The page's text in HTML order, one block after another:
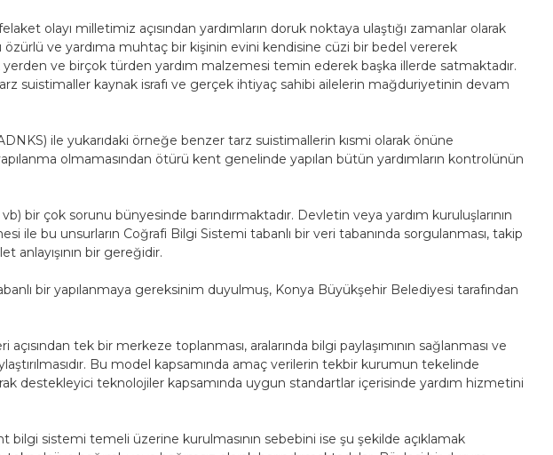
milletimiz açısından yardımların doruk noktaya ulaştığı zamanlar olarak
ve yardıma muhtaç bir kişinin evini kendisine cüzi bir bedel vererek
ve birçok türden yardım malzemesi temin ederek başka illerde satmaktadır.
suistimaller kaynak israfı ve gerçek ihtiyaç sahibi ailelerin mağduriyetinin devam
ile yukarıdaki örneğe benzer tarz suistimallerin kısmi olarak önüne
olmamasından ötürü kent genelinde yapılan bütün yardımların kontrolünün
çok sorunu bünyesinde barındırmaktadır. Devletin veya yardım kuruluşlarının
ile bu unsurların Coğrafi Bilgi Sistemi tabanlı bir veri tabanında sorgulanması, takip
anlayışının bir gereğidir.
bir yapılanmaya gereksinim duyulmuş, Konya Büyükşehir Belediyesi tarafından
tek bir merkeze toplanması, aralarında bilgi paylaşımının sağlanması ve
Bu model kapsamında amaç verilerin tekbir kurumun tekelinde
destekleyici teknolojiler kapsamında uygun standartlar içerisinde yardım hizmetini
sistemi temeli üzerine kurulmasının sebebini ise şu şekilde açıklamak